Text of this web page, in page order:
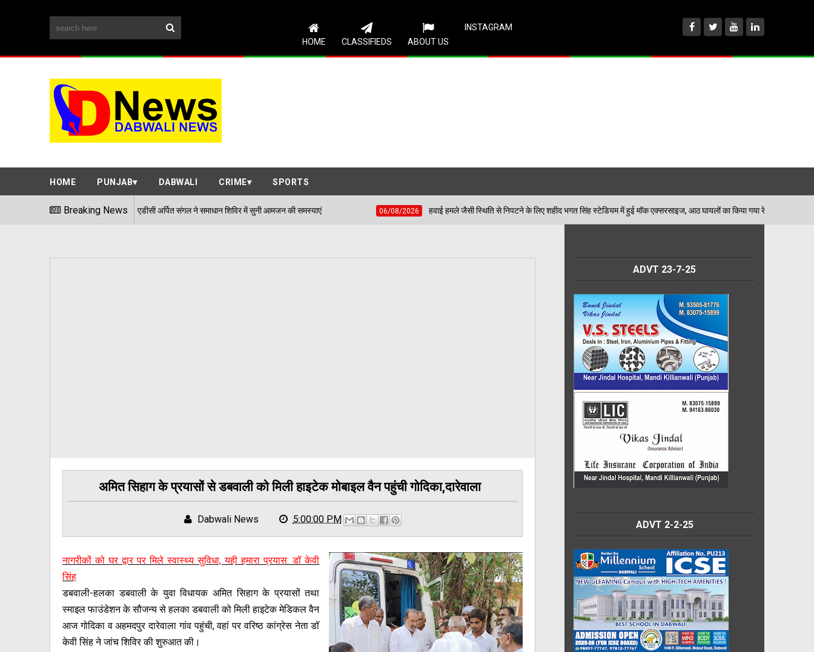
HOME CLASSIFIEDS ABOUT US
INSTAGRAM
HOME PUNJAB DABWALI CRIME SPORTS
Breaking News
06/08/2026 एडीसी अर्पित संगल ने समाधान शिविर में सुनी आमजन की समस्याएं 06/08/2026 हवाई हमले जैसी स्थिति से निपटने के लिए शहीद भगत सिंह स्टेडियम में हुई मॉक एक्सरसाइज, आठ घायलों का किया गया रेस्क्यू
अमित सिहाग के प्रयासों से डबवाली को मिली हाइटेक मोबाइल वैन पहुंची गोदिका,दारेवाला
Dabwali News 5:00:00 PM
नागरीकों को घर द्वार पर मिले स्वास्थ्य सुविधा, यही हमारा प्रयास: डॉ केवी
सिंह
डबवाली-हलका डबवाली के युवा विधायक अमित सिहाग के प्रयासों तथा
स्माइल फाउंडेशन के सौजन्य से हलका डबवाली को मिली हाइटेक मेडिकल वैन
आज गोदिका व अहमदपुर दारेवाला गांव पहुंची, वहां पर वरिष्ठ कांग्रेस नेता डॉ
केवी सिंह ने जांच शिविर की शुरुआत की।
ADVT 23-7-25
ADVT 2-2-25